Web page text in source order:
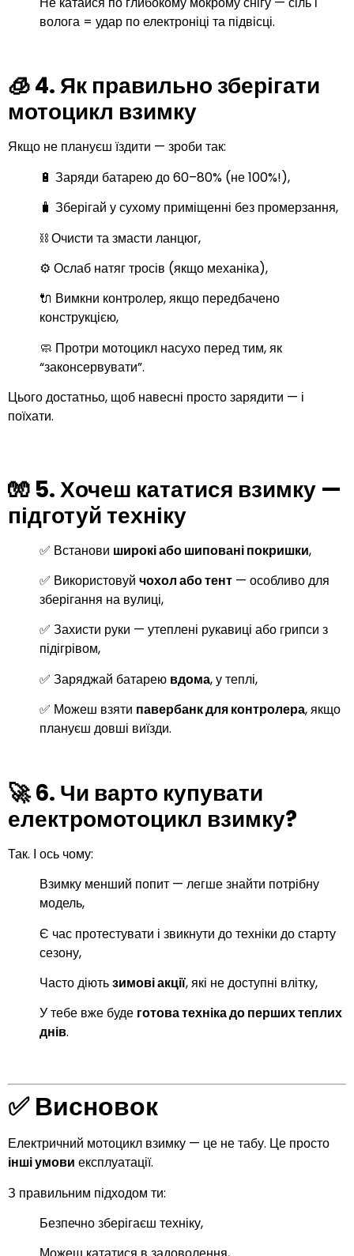
волога = удар по електроніці та підвісці.
🧊 4.Як правильно зберігати
мотоцикл взимку
Якщо не плануєш їздити — зроби так:
🔋 Заряди батарею до 60–80% (не 100%!),
🧳 Зберігай у сухому приміщенні без промерзання,
⛓️ Очисти та змасти ланцюг,
⚙️ Ослаб натяг тросів (якщо механіка),
🔌 Вимкни контролер, якщо передбачено
конструкцією,
🧼 Протри мотоцикл насухо перед тим, як
“законсервувати”.
Цього достатньо, щоб навесні просто зарядити — і
поїхати.
🧤 5.Хочеш кататися взимку —
підготуй техніку
✅ Встанови широкі або шиповані покришки,
✅ Використовуй чохол або тент — особливо для
зберігання на вулиці,
✅ Захисти руки — утеплені рукавиці або грипси з
підігрівом,
✅ Заряджай батарею вдома, у теплі,
✅ Можеш взяти павербанк для контролера, якщо
плануєш довші виїзди.
🚀 6. Чи варто купувати
електромотоцикл взимку?
Так. І ось чому:
Взимку менший попит — легше знайти потрібну
модель,
Є час протестувати і звикнути до техніки до старту
сезону,
Часто діютьзимові акції, які не доступні влітку,
У тебе вже буде готова техніка до перших теплих
днів.
✅ Висновок
Електричний мотоцикл взимку — це не табу. Це просто
інші умови експлуатації.
З правильним підходом ти:
Безпечно зберігаєш техніку,